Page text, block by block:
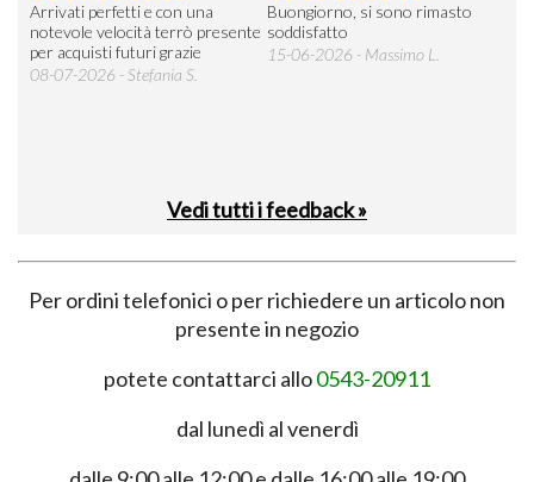
Arrivati perfetti e con una
notevole velocità terrò presente
per acquisti futuri grazie
08-07-2026 - Stefania S.
Buongiorno, si sono rimasto
soddisfatto
15-06-2026 - Massimo L.
Vedi tutti i feedback »
Per ordini telefonici o per richiedere un articolo non
presente in negozio
potete contattarci allo0543-20911
dal lunedì al venerdì